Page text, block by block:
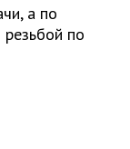
а по
по